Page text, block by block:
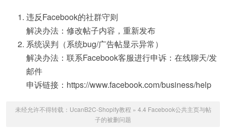
违反Facebook的社群守则
解决办法：修改帖子内容，重新发布
系统误判（系统bug/广告帖显示异常）
解决办法：联系Facebook客服进行申诉：在线聊天/发
邮件
申诉链接：https://www.facebook.com/business/help
未经允许不得转载： UcanB2C-Shopify教程 » 4.4 Facebook公共主页与帖
子的被删问题